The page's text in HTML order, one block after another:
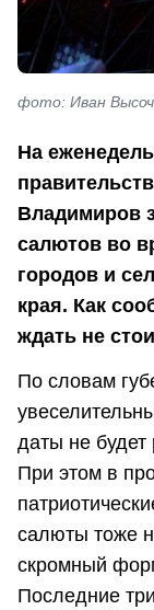
фото: Иван
На
Владимиров
салютов во
городов и
края. Как
ждать не
По словам
даты не
При этом в
салюты тоже
скромный
Последние